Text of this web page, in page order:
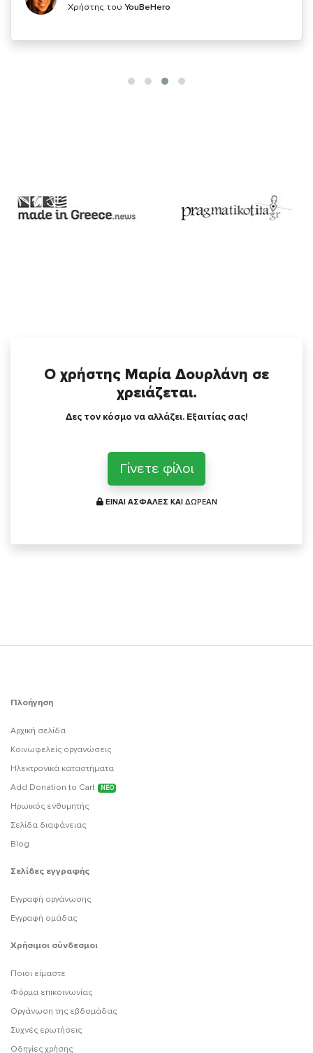
Ο χρήστης Μαρία Δουρλάνη σε
χρειάζεται.
Δες τον κόσμο να αλλάζει. Εξαιτίας σας!
Γίνετε φίλοι
ΕΙΝΑΙ ΑΣΦΑΛΕΣ ΚΑΙ ΔΩΡΕΑΝ
Πλοήγηση
Αρχική σελίδα
Κοινωφελείς οργανώσεις
Ηλεκτρονικά καταστήματα
Add Donation to Cart
ΝΕΟ
Ηρωικός ενθυμητής
Σελίδα διαφάνειας
Blog
Σελίδες εγγραφής
Εγγραφή οργάνωσης
Εγγραφή ομάδας
Χρήσιμοι σύνδεσμοι
Ποιοι είμαστε
Φόρμα επικοινωνίας
Οργάνωση της εβδομάδας
Συχνές ερωτήσεις
Οδηγίες χρήσης